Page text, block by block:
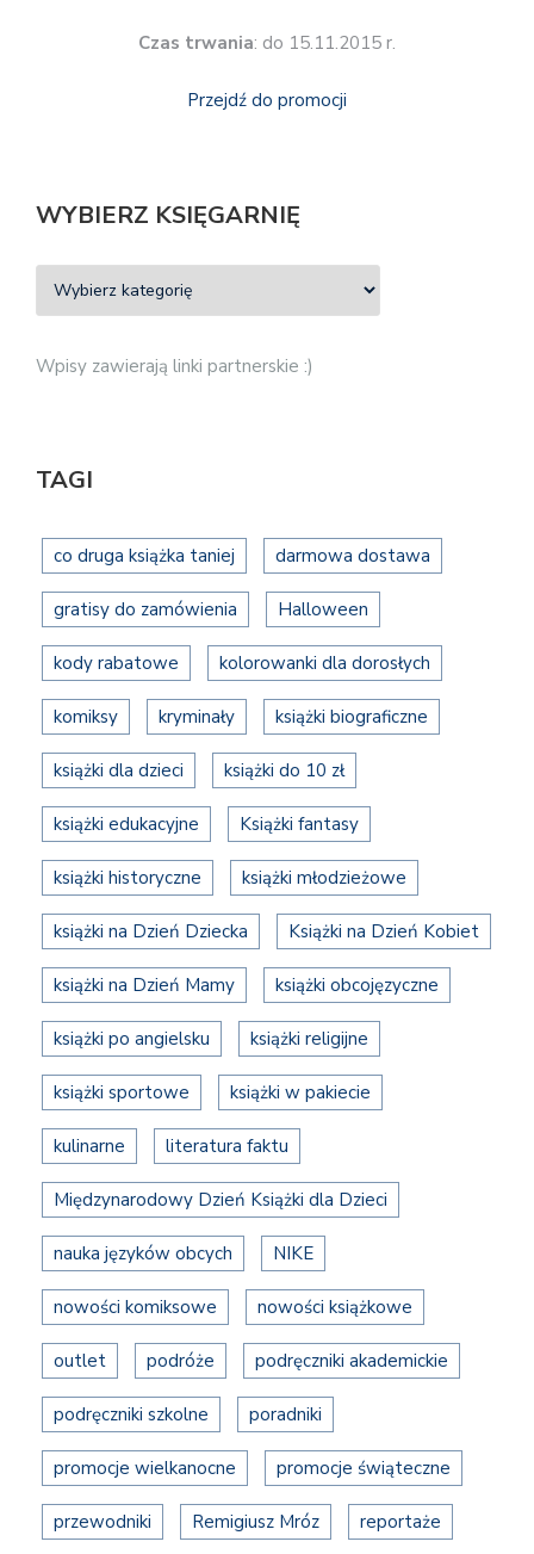
Czas trwania: do 15.11.2015 r.
Przejdź do promocji
WYBIERZ KSIĘGARNIĘ
Wpisy zawierają linki partnerskie :)
TAGI
co druga książka taniej darmowa dostawa
gratisy do zamówienia Halloween
kody rabatowe kolorowanki dla dorosłych
komiksy kryminały książki biograficzne
książki dla dzieci książki do 10 zł
książki edukacyjne Książki fantasy
książki historyczne książki młodzieżowe
książki na Dzień Dziecka Książki na Dzień Kobiet
książki na Dzień Mamy książki obcojęzyczne
książki po angielsku książki religijne
książki sportowe książki w pakiecie
kulinarne literatura faktu
Międzynarodowy Dzień Książki dla Dzieci
nauka języków obcych NIKE
nowości komiksowe nowości książkowe
outlet podróże podręczniki akademickie
podręczniki szkolne poradniki
promocje wielkanocne promocje świąteczne
przewodniki Remigiusz Mróz reportaże